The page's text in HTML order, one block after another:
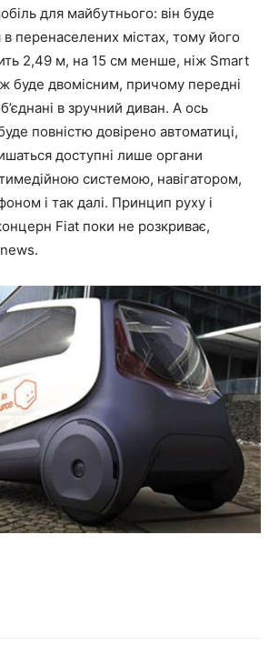
для майбутнього: він буде
в перенаселених містах, тому його
2,49 м, на 15 см менше, ніж Smart
буде двомісним, причому передні
в зручний диван. А ось
повністю довірено автоматиці,
доступні лише органи
системою, навігатором,
і так далі. Принцип руху і
Fiat поки не розкриває,